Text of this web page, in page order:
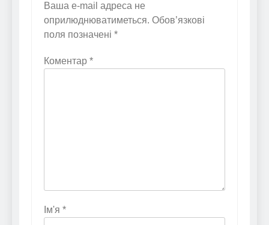
Ваша e-mail адреса не
оприлюднюватиметься. Обов’язкові
поля позначені *
Коментар *
Ім'я *